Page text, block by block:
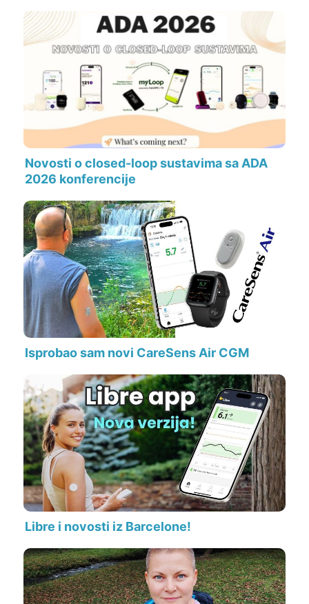
Novosti o closed-loop sustavima sa ADA
2026 konferencije
Isprobao sam novi CareSens Air CGM
Libre i novosti iz Barcelone!